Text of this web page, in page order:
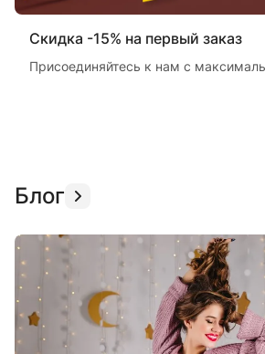
Скидка -15% на первый заказ
Присоединяйтесь к нам с
Блог